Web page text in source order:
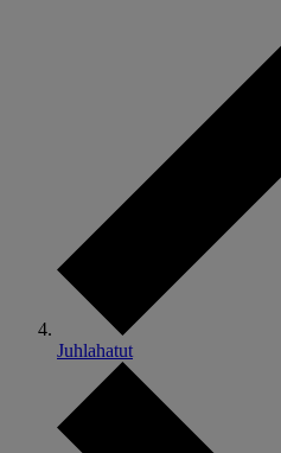
Juhlahatut